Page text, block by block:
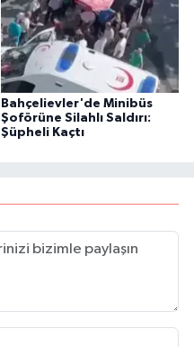
Bahçelievler'de Minibüs
Şoförüne Silahlı Saldırı:
Şüpheli Kaçtı